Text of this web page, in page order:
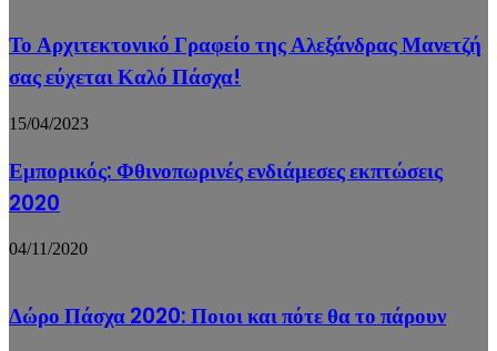
Το Αρχιτεκτονικό Γραφείο της Αλεξάνδρας Μανετζή
σας εύχεται Καλό Πάσχα!
15/04/2023
Εμπορικός: Φθινοπωρινές ενδιάμεσες εκπτώσεις
2020
04/11/2020
Δώρο Πάσχα 2020: Ποιοι και πότε θα το πάρουν